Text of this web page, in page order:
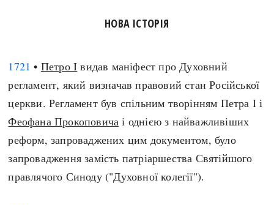
НОВА ІСТОРІЯ
1721 • Петро I видав маніфест про Духовний
регламент, який визначав правовий стан Російської
церкви. Регламент був спільним творінням Петра І і
Феофана Прокоповича і однією з найважливіших
реформ, запроваджених цим документом, було
запровадження замість патріаршества Святійшого
правлячого Синоду ("Духовної колегії").